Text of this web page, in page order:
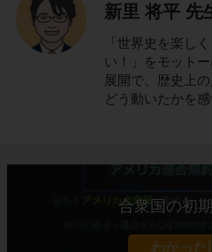
新里 将平 先
「世界史を楽し
い！」をモット
展開で、歴史上
どう動いたかを
合衆国の初